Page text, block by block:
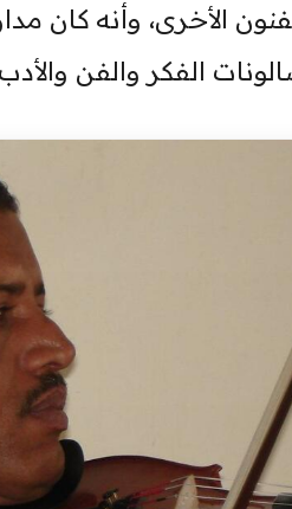
الأخرى، وأنه كان
الفكر والفن